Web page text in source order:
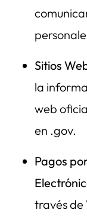
Sitios
la
web
en .gov.
Pagos
través de